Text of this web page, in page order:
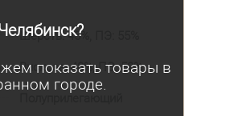
показать товары в
городе.
Шерсть: 45%, ПЭ: 55%
Вискоза: 48%, ПЭ: 52%